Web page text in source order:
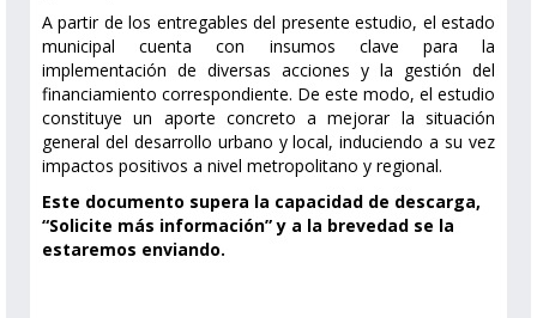
A partir de los entregables del presente estudio, el estado
municipal cuenta con insumos clave para la
implementación de diversas acciones y la gestión del
financiamiento correspondiente. De este modo, el estudio
constituye un aporte concreto a mejorar la situación
general del desarrollo urbano y local, induciendo a su vez
impactos positivos a nivel metropolitano y regional.
Este documento supera la capacidad de descarga,
“Solicite más información” y a la brevedad se la
estaremos enviando.